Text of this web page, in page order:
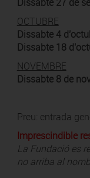
OCTUBRE
Dissabte 4
Dissabte 18
NOVEMBRE
Dissabte 8 de
Preu: entrada
Imprescindible
La Fundació es
no arriba al